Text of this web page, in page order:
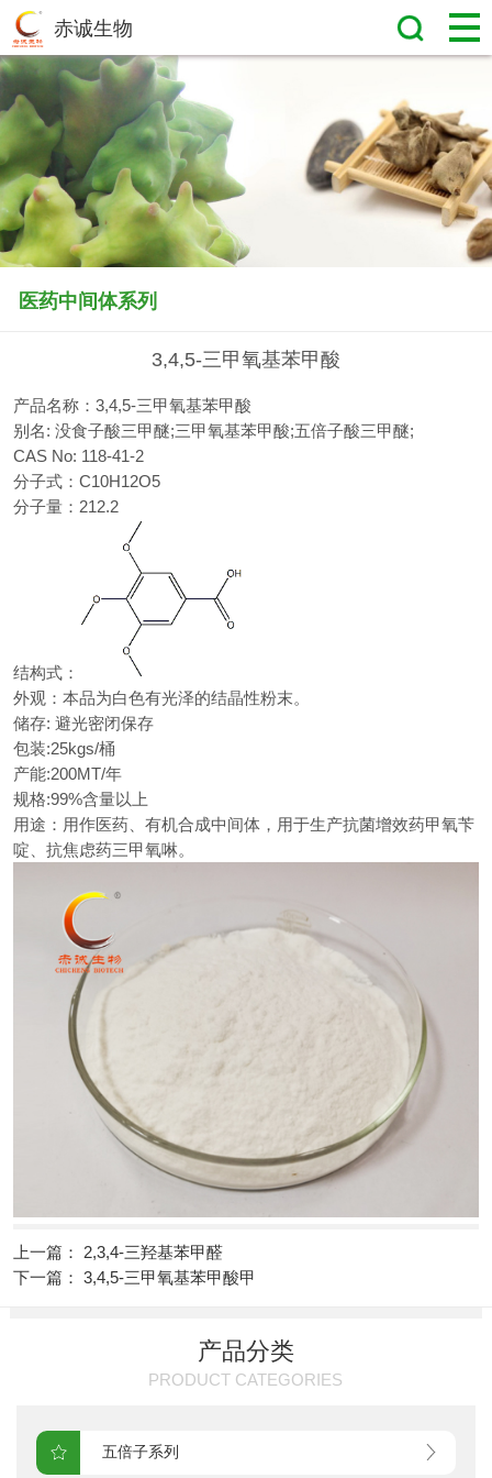
赤诚生物
医药中间体系列
3,4,5-三甲氧基苯甲酸
产品名称：3,4,5-三甲氧基苯甲酸
别名: 没食子酸三甲醚;三甲氧基苯甲酸;五倍子酸三甲醚;
CAS No: 118-41-2
分子式：C10H12O5
分子量：212.2
结构式：
外观：本品为白色有光泽的结晶性粉末。
储存: 避光密闭保存
包装:25kgs/桶
产能:200MT/年
规格:99%含量以上
用途：用作医药、有机合成中间体，用于生产抗菌增效药甲氧苄
啶、抗焦虑药三甲氧啉。
上一篇： 2,3,4-三羟基苯甲醛
下一篇： 3,4,5-三甲氧基苯甲酸甲
产品分类
PRODUCT CATEGORIES
五倍子系列